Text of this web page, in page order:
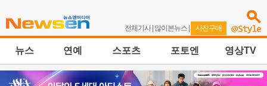
전체기사| 많이본뉴스 | 사진구매
뉴스 연예 스포츠 포토엔 영상TV